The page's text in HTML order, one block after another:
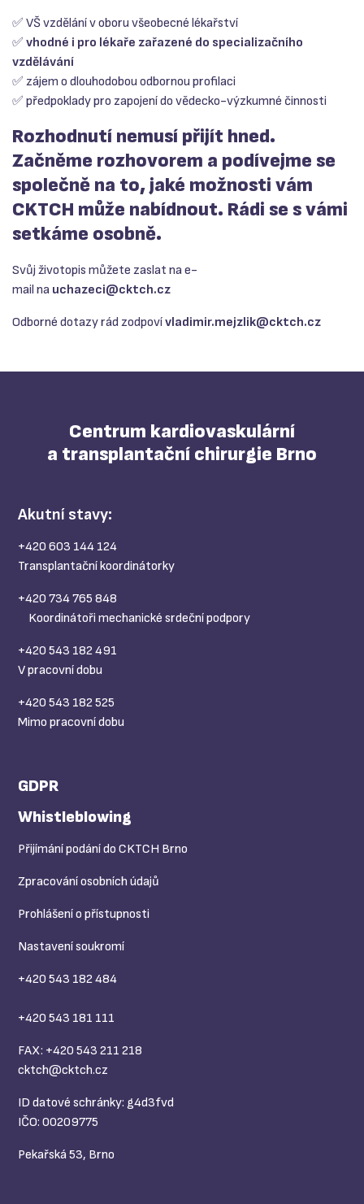
✅ VŠ vzdělání v oboru všeobecné lékařství
✅ vhodné i pro lékaře zařazené do specializačního
vzdělávání
✅ zájem o dlouhodobou odbornou profilaci
✅ předpoklady pro zapojení do vědecko-výzkumné činnosti
Rozhodnutí nemusí přijít hned.
Začněme rozhovorem a podívejme se
společně na to, jaké možnosti vám
CKTCH může nabídnout. Rádi se s vámi
setkáme osobně.
Svůj životopis můžete zaslat na e-
mail na uchazeci@cktch.cz
Odborné dotazy rád zodpovívladimir.mejzlik@cktch.cz
Centrum kardiovaskulární
a transplantační chirurgie Brno
Akutní stavy:
+420 603 144 124
Transplantační koordinátorky
+420 734 765 848
Koordinátoři mechanické srdeční podpory
+420 543 182 491
V pracovní dobu
+420 543 182 525
Mimo pracovní dobu
GDPR
Whistleblowing
Přijímání podání do CKTCH Brno
Zpracování osobních údajů
Prohlášení o přístupnosti
Nastavení soukromí
+420 543 182 484
+420 543 181 111
FAX: +420 543 211 218
cktch@cktch.cz
ID datové schránky: g4d3fvd
IČO: 00209775
Pekařská 53, Brno